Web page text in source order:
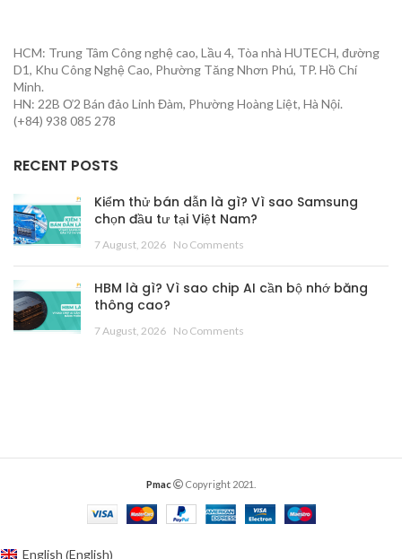
HCM: Trung Tâm Công nghệ cao, Lầu 4, Tòa nhà HUTECH, đường
D1, Khu Công Nghệ Cao, Phường Tăng Nhơn Phú, TP. Hồ Chí
Minh.
HN: 22B Ơ2 Bán đảo Linh Đàm, Phường Hoàng Liệt, Hà Nội.
(+84) 938 085 278
RECENT POSTS
Kiểm thử bán dẫn là gì? Vì sao Samsung
chọn đầu tư tại Việt Nam?
7 August, 2026 No Comments
HBM là gì? Vì sao chip AI cần bộ nhớ băng
thông cao?
7 August, 2026 No Comments
Pmac Copyright 2021.
English (English)